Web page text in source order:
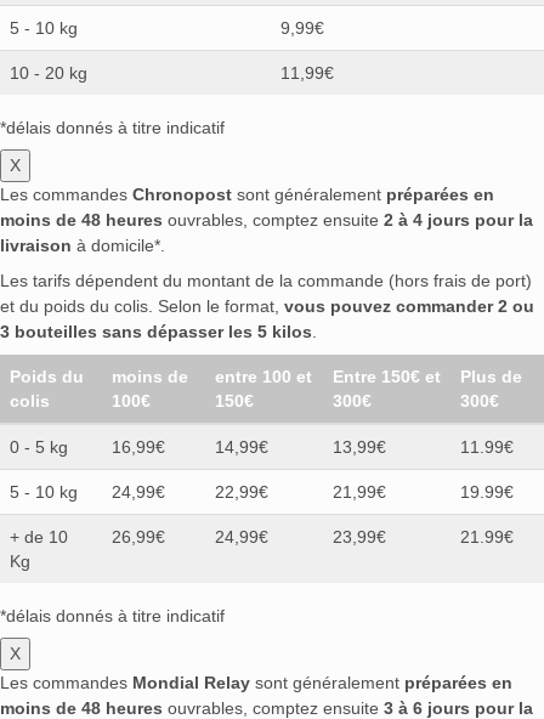
5 - 10 kg 9,99€
10 - 20 kg 11,99€
*délais donnés à titre indicatif
X
Les commandes Chronopost sont généralement préparées en
moins de 48 heures ouvrables, comptez ensuite 2 à 4 jours pour la
livraison à domicile*.
Les tarifs dépendent du montant de la commande (hors frais de port)
et du poids du colis. Selon le format, vous pouvez commander 2 ou
3 bouteilles sans dépasser les 5 kilos
Poids du
colis
moins de
100€
entre 100 et
150€
Entre 150€ et
300€
Plus de
300€
0 - 5 kg 16,99€ 14,99€ 13,99€ 11.99€
5 - 10 kg 24,99€ 22,99€ 21,99€ 19.99€
+ de 10
Kg
26,99€ 24,99€ 23,99€ 21.99€
*délais donnés à titre indicatif
X
Les commandes Mondial Relay sont généralement préparées en
moins de 48 heures ouvrables, comptez ensuite 3 à 6 jours pour la